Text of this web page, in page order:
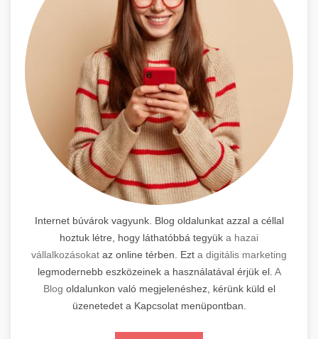
Internet búvárok vagyunk. Blog oldalunkat azzal a céllal
hoztuk létre, hogy láthatóbbá tegyük a hazai
vállalkozásokat az online térben. Ezt a digitális marketing
legmodernebb eszközeinek a használatával érjük el. A
Blog oldalunkon való megjelenéshez, kérünk küld el
üzenetedet a Kapcsolat menüpontban.